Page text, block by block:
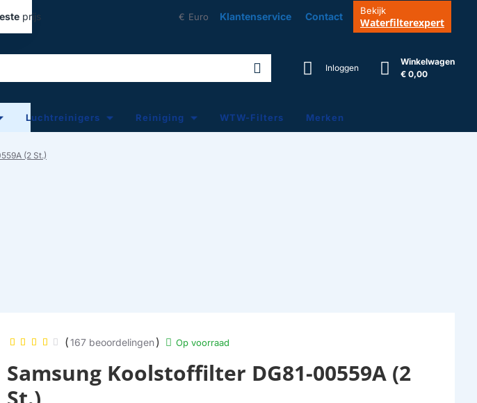
prijs € Euro Klantenservice Contact
Bekijk
Waterfilterexpert
Inloggen
Winkelwagen
€ 0,00
Luchtreinigers Reiniging WTW-Filters Merken
(2 St.)
Samsung Koolstoffilter DG81-00559A (2
(167 beoordelingen) Op voorraad